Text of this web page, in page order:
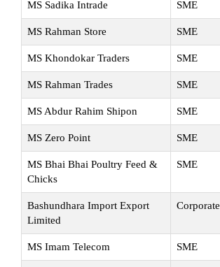
MS Sadika Intrade SME
MS Rahman Store SME
MS Khondokar Traders SME
MS Rahman Trades SME
MS Abdur Rahim Shipon SME
MS Zero Point SME
MS Bhai Bhai Poultry Feed &
Chicks
SME
Bashundhara Import Export
Limited
Corporate
MS Imam Telecom SME